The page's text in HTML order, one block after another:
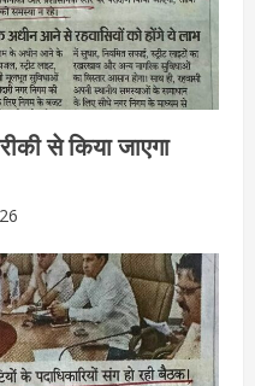
से किया जाएगा